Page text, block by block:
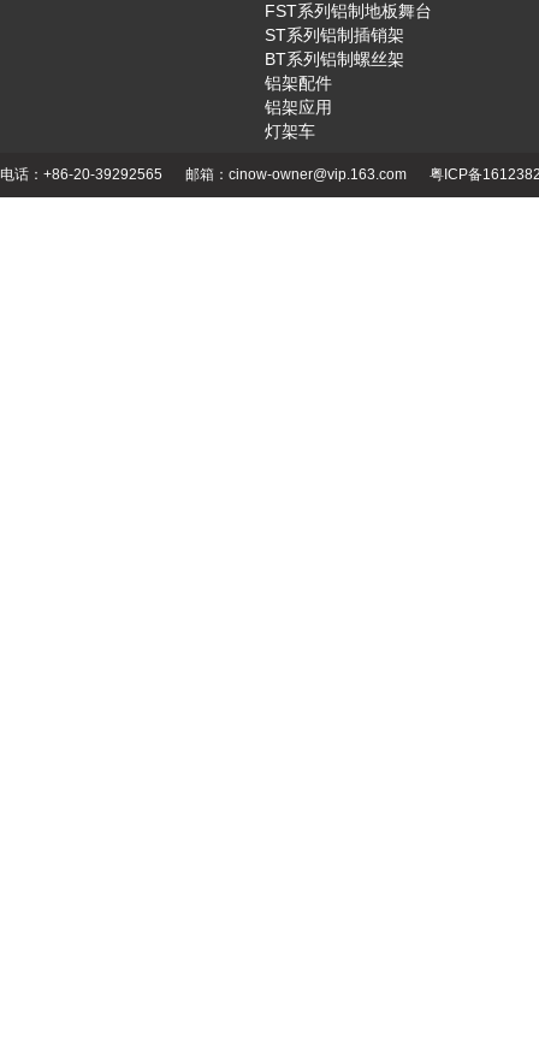
FST系列铝制地板舞台
ST系列铝制插销架
BT系列铝制螺丝架
铝架配件
铝架应用
灯架车
电话：+86-20-39292565 邮箱：cinow-owner@vip.163.com 粤ICP备